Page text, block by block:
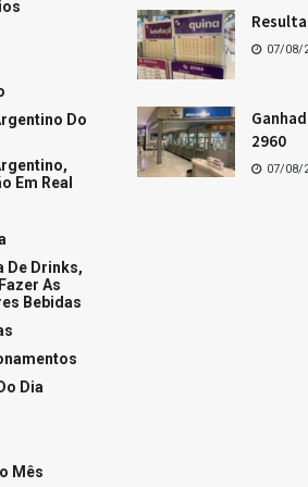
Os dez últimos resultados da Quina
Os dez últimos resultados da Lotofácil
Os dez últimos resultados da Mega-Sena
+Acessados
Fases da Lua hoje
Conquiste o homem de áries
Como conquistar a mulher de Áries
+Popular